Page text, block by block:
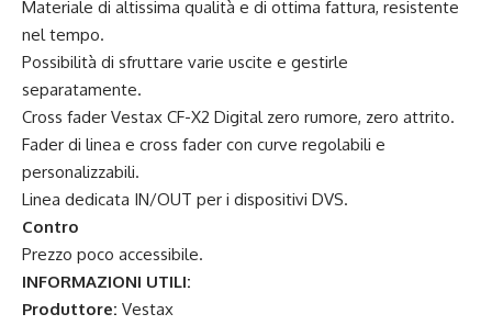
Materiale di altissima qualità e di ottima fattura, resistente
nel tempo.
Possibilità di sfruttare varie uscite e gestirle
separatamente.
Cross fader Vestax CF-X2 Digital zero rumore, zero attrito.
Fader di linea e cross fader con curve regolabili e
personalizzabili.
Linea dedicata IN/OUT per i dispositivi DVS.
Contro
Prezzo poco accessibile.
INFORMAZIONI UTILI:
Produttore: Vestax